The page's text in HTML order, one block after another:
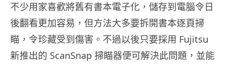
不少用家喜歡將舊有書本電子化，儲存到電腦令日
後翻看更加容易，但方法大多要拆開書本逐頁掃
瞄，令珍藏受到傷害。不過以後只要採用 Fujitsu
新推出的 ScanSnap 掃瞄器便可解決此問題，並能